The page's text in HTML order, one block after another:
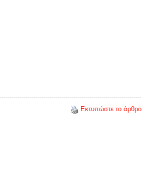
Εκτυπώστε το άρθρο